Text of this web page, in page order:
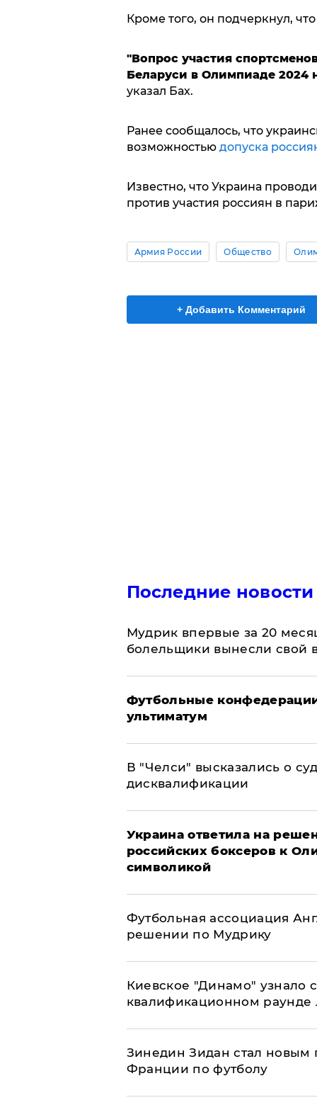
Кроме того, он подчеркнул,
"Вопрос участия
Беларуси в Олимпиаде 2024
указал Бах.
Ранее сообщалось, что
возможностью допуска
Известно, что Украина
против участия россиян в
Армия России Общество
+ Добавить Комментарий
Последние новости
Мудрик впервые за 20
болельщики вынесли свой
Футбольные
ультиматум
В "Челси" высказались о
дисквалификации
Украина ответила на
российских боксеров к
символикой
Футбольная ассоциация
решении по Мудрику
Киевское "Динамо" узнало
квалификационном
Зинедин Зидан стал
Франции по футболу